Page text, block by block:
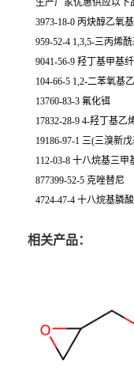
生产厂家优惠供应以下
3973-18-0 丙炔醇乙氧
959-52-4 1,3,5-三丙烯
9041-56-9 羟丁基甲基
104-66-5 1,2-二苯氧基
13760-83-3 氟化铒
17832-28-9 4-羟丁基乙
19186-97-1 三(三溴新
112-03-8 十八烷基三甲
877399-52-5 克唑替尼
4724-47-4 十八烷基膦酸
相关产品：